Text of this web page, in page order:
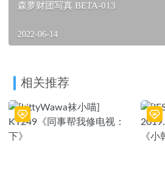
森萝财团写真 BETA-013
2022-06-14
相关推荐